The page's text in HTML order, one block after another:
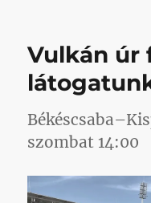
Vulkán úr
szombat 14:00